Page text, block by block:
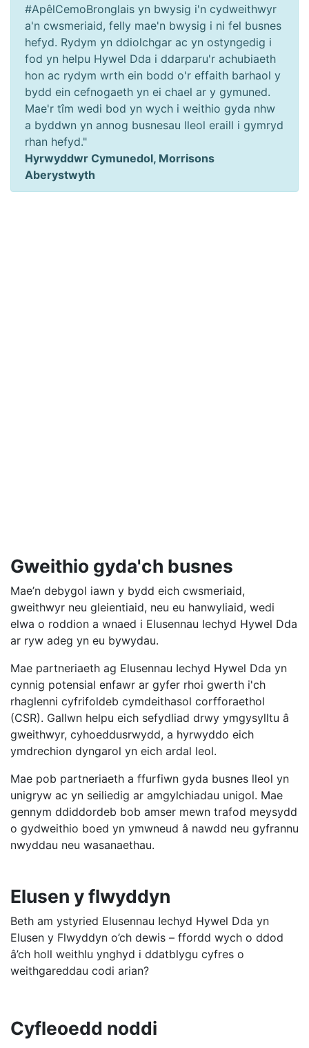
#ApêlCemoBronglais yn bwysig i'n cydweithwyr
a'n cwsmeriaid, felly mae'n bwysig i ni fel busnes
hefyd. Rydym yn ddiolchgar ac yn ostyngedig i
fod yn helpu Hywel Dda i ddarparu'r achubiaeth
hon ac rydym wrth ein bodd o'r effaith barhaol y
bydd ein cefnogaeth yn ei chael ar y gymuned.
Mae'r tîm wedi bod yn wych i weithio gyda nhw
a byddwn yn annog busnesau lleol eraill i gymryd
rhan hefyd."
Hyrwyddwr Cymunedol, Morrisons
Aberystwyth
Gweithio gyda'ch busnes
Mae’n debygol iawn y bydd eich cwsmeriaid,
gweithwyr neu gleientiaid, neu eu hanwyliaid, wedi
elwa o roddion a wnaed i Elusennau Iechyd Hywel Dda
ar ryw adeg yn eu bywydau.
Mae partneriaeth ag Elusennau Iechyd Hywel Dda yn
cynnig potensial enfawr ar gyfer rhoi gwerth i'ch
rhaglenni cyfrifoldeb cymdeithasol corfforaethol
(CSR). Gallwn helpu eich sefydliad drwy ymgysylltu â
gweithwyr, cyhoeddusrwydd, a hyrwyddo eich
ymdrechion dyngarol yn eich ardal leol.
Mae pob partneriaeth a ffurfiwn gyda busnes lleol yn
unigryw ac yn seiliedig ar amgylchiadau unigol. Mae
gennym ddiddordeb bob amser mewn trafod meysydd
o gydweithio boed yn ymwneud â nawdd neu gyfrannu
nwyddau neu wasanaethau.
Elusen y flwyddyn
Beth am ystyried Elusennau Iechyd Hywel Dda yn
Elusen y Flwyddyn o’ch dewis – ffordd wych o ddod
â’ch holl weithlu ynghyd i ddatblygu cyfres o
weithgareddau codi arian?
Cyfleoedd noddi